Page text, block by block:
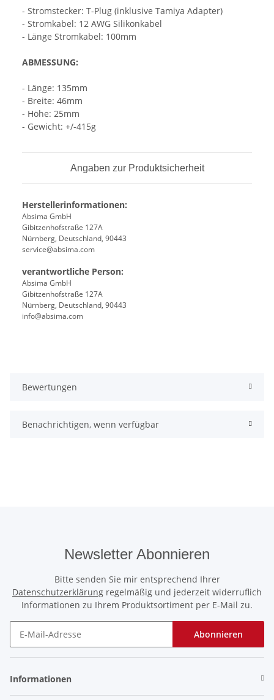
- Stromstecker: T-Plug (inklusive Tamiya Adapter)
- Stromkabel: 12 AWG Silikonkabel
- Länge Stromkabel: 100mm
ABMESSUNG:
- Länge: 135mm
- Breite: 46mm
- Höhe: 25mm
- Gewicht: +/-415g
Angaben zur Produktsicherheit
Herstellerinformationen:
Absima GmbH
Gibitzenhofstraße 127A
Nürnberg, Deutschland, 90443
service@absima.com
verantwortliche Person:
Absima GmbH
Gibitzenhofstraße 127A
Nürnberg, Deutschland, 90443
info@absima.com
Bewertungen
Benachrichtigen, wenn verfügbar
Newsletter Abonnieren
Bitte senden Sie mir entsprechend Ihrer
Datenschutzerklärung regelmäßig und jederzeit widerruflich
Informationen zu Ihrem Produktsortiment per E-Mail zu.
Abonnieren
Informationen